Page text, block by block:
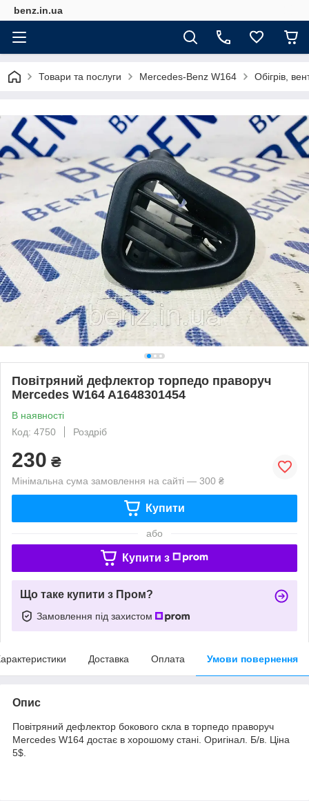
benz.in.ua
Товари та послуги Mercedes-Benz W164 Обігрів,
Повітряний дефлектор торпедо праворуч
Mercedes W164 A1648301454
В наявності
Код: 4750
Роздріб
230 ₴
Мінімальна сума замовлення на сайті — 300 ₴
Купити
або
Купити з
Що таке купити з Пром?
Замовлення під захистом
Доставка Оплата Умови повернення
Опис
Повітряний дефлектор бокового скла в торпедо праворуч
Mercedes W164 достає в хорошому стані. Оригінал. Б/в. Ціна
5$.